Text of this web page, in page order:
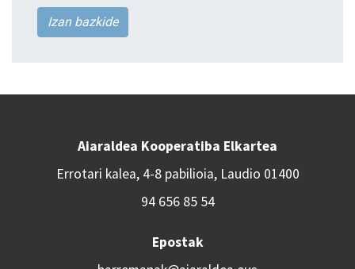
Izan bazkide
Aiaraldea Kooperatiba Elkartea
Errotari kalea, 4-8 pabilioia, Laudio 01400
94 656 85 54
Epostak